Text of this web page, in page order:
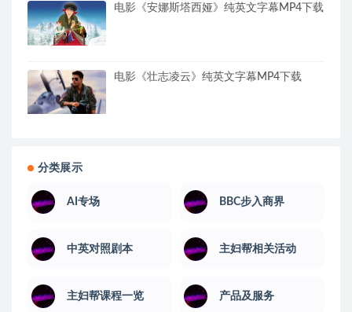
电影《安娜斯塔西娅》纯英文字幕MP4下载
电影《壮志凌云》纯英文字幕MP4下载
分类展示
AI专场 BBC步入商界
中英对照剧本 主妇帮相关活动
主妇帮课程一览 产品及服务